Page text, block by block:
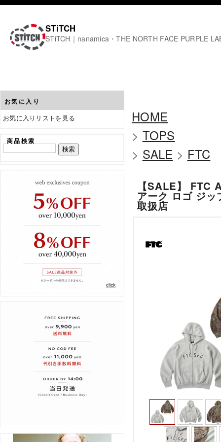
STiTCH
STiTCH｜nanamica・THE NORTH FACE PURPLE
お気に入り
お気に入りリストを見る
商品検索
HOME
> TOPS
> SALE > FTC
【SALE】 FTC
アーク ロゴ ジ
取扱店